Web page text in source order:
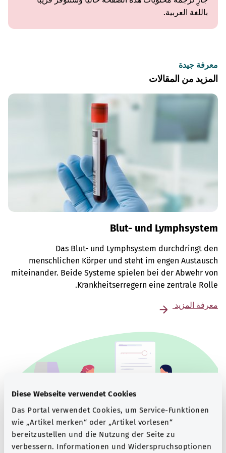
Diese Webseite verwendet Cookies
Das Portal verwendet Cookies, um Service-Funktionen
wie „Artikel merken“ oder „Artikel vorlesen“
bereitzustellen und die Nutzung der Seite zu
verbessern. Informationen und Widerspruchsoptionen
باللغة العربية.
معرفة جيدة
المزيد من المقالات
Blut- und Lymphsystem
Das Blut- und Lymphsystem durchdringt den
menschlichen Körper und steht im engen Austausch
miteinander. Beide Systeme spielen bei der Abwehr von
Krankheitserregern eine zentrale Rolle.
معرفة المزيد